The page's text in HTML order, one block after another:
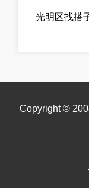
光明区找搭
Copyright ©